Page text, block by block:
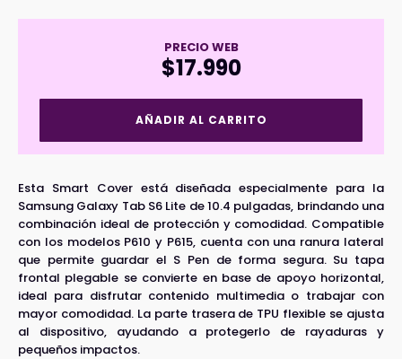
PRECIO WEB
$17.990
P/Samsung
10.4"
R/S
Pen
(P610/615)
Negro
cantidad
AÑADIR AL CARRITO
Esta Smart Cover está diseñada especialmente para la
Samsung Galaxy Tab S6 Lite de 10.4 pulgadas, brindando una
combinación ideal de protección y comodidad. Compatible
con los modelos P610 y P615, cuenta con una ranura lateral
que permite guardar el S Pen de forma segura. Su tapa
frontal plegable se convierte en base de apoyo horizontal,
ideal para disfrutar contenido multimedia o trabajar con
mayor comodidad. La parte trasera de TPU flexible se ajusta
al dispositivo, ayudando a protegerlo de rayaduras y
pequeños impactos.